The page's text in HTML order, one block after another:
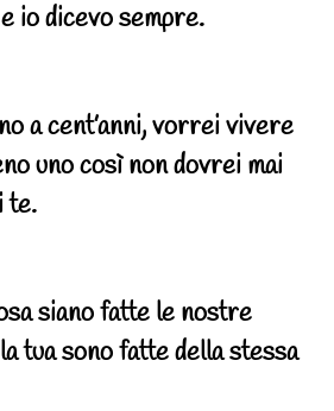
io dicevo sempre.
a cent’anni, vorrei vivere
uno così non dovrei mai
te.
siano fatte le nostre
tua sono fatte della stessa